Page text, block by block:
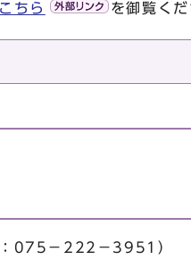
こちら を御覧くだ
：075－222－3951）